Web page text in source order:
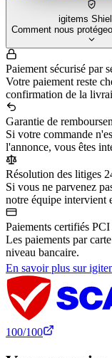
igitems
Comment nous
Paiement sécurisé par
Votre paiement reste
confirmation de la
Garantie de
Si votre commande
l'annonce, vous êtes
Résolution des litiges
Si vous ne parvenez
notre équipe intervient
Paiements certifiés
Les paiements par
niveau bancaire.
En savoir plus sur
100/100